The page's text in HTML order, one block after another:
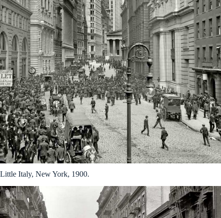
Little Italy, New York, 1900.